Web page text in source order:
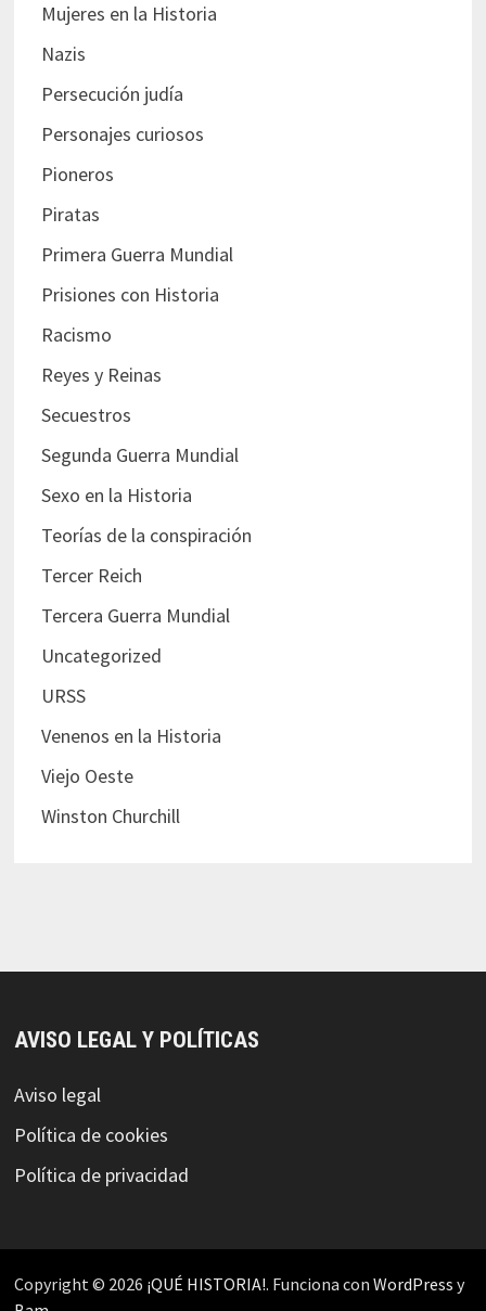
Mujeres en la Historia
Nazis
Persecución judía
Personajes curiosos
Pioneros
Piratas
Primera Guerra Mundial
Prisiones con Historia
Racismo
Reyes y Reinas
Secuestros
Segunda Guerra Mundial
Sexo en la Historia
Teorías de la conspiración
Tercer Reich
Tercera Guerra Mundial
Uncategorized
URSS
Venenos en la Historia
Viejo Oeste
Winston Churchill
AVISO LEGAL Y POLÍTICAS
Aviso legal
Política de cookies
Política de privacidad
Copyright © 2026 ¡QUÉ HISTORIA!. Funciona con WordPress y